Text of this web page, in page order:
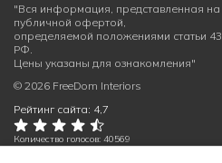
"Вся информация, представленная на
публичной офертой,
определяемой положениями статьи
РФ.
Цены указаны для ознакомления"
© 2026 FreeDom Interiors
Рейтинг сайта: 4,7
Количество голосов: 40569